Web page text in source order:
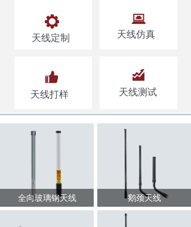
天线定制
뀵
天线仿真
뀗
天线打样
낉
天线测试
全向玻璃钢天线 鹅颈天线